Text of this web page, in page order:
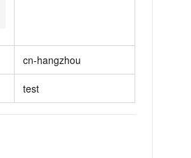
cn-hangzhou
test